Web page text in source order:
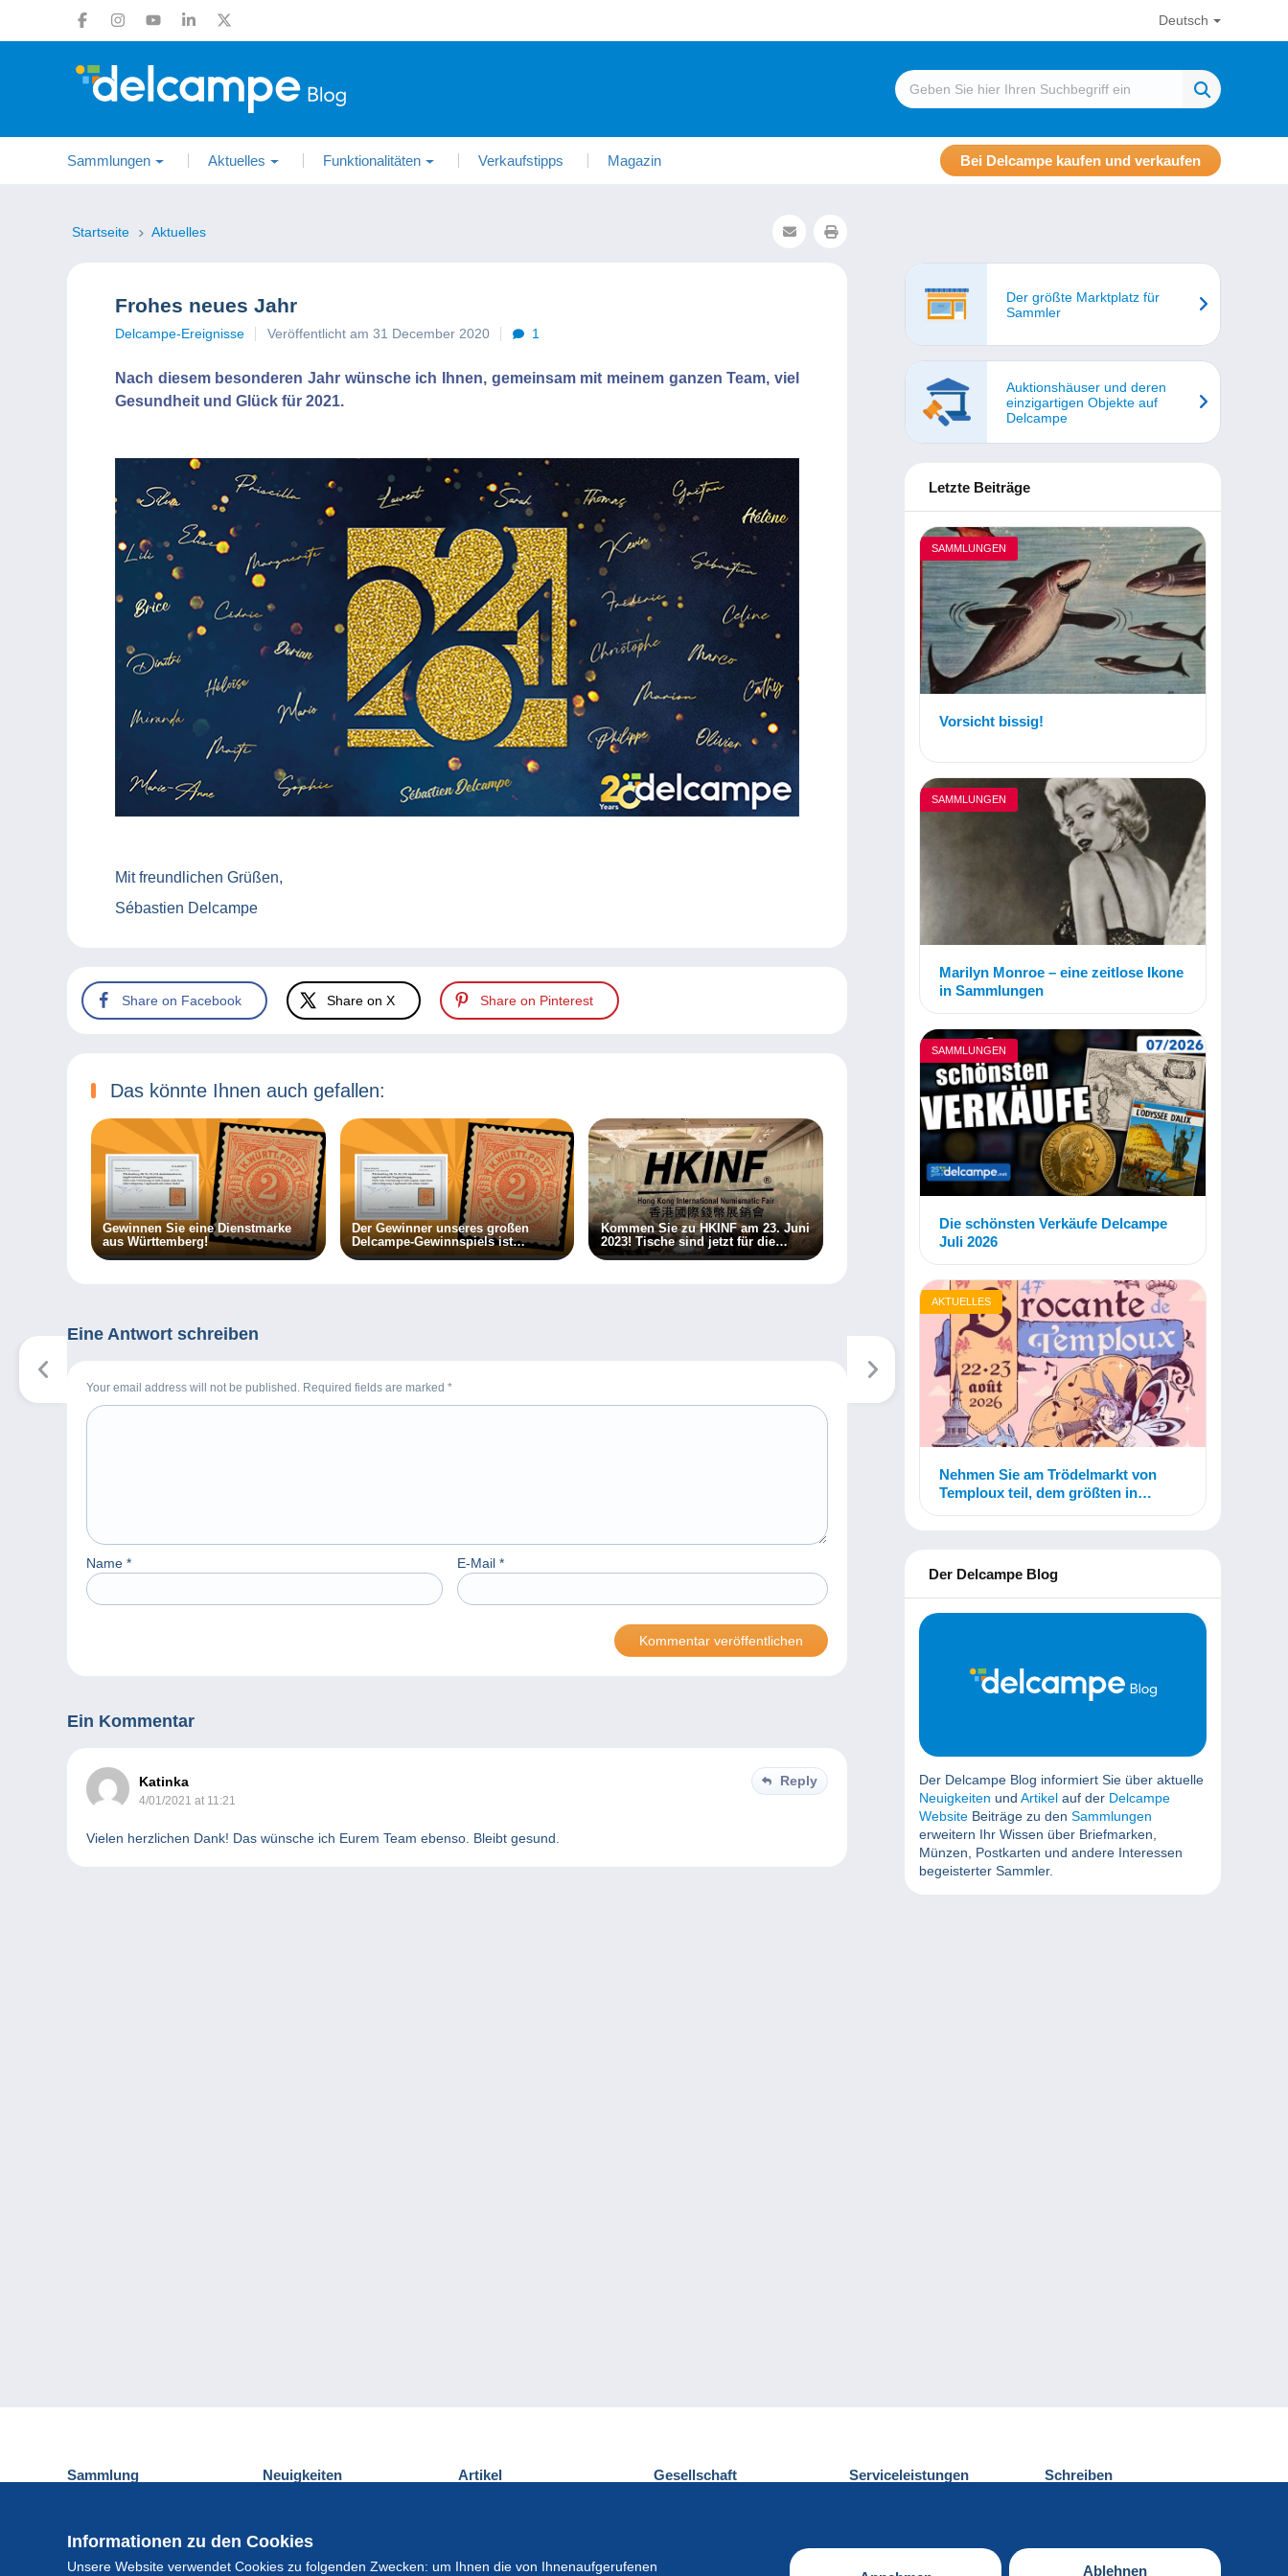
Deutsch
Sammlungen Aktuelles Funktionalitäten Verkaufstipps Magazin Bei Delcampe kaufen und verkaufen
Startseite Aktuelles
Frohes neues Jahr
Delcampe-Ereignisse Veröffentlicht am 31 December 2020 1
Nach diesem besonderen Jahr wünsche ich Ihnen, gemeinsam mit meinem ganzen Team, viel
Gesundheit und Glück für 2021.
Mit freundlichen Grüßen,
Sébastien Delcampe
Share on Facebook Share on X Share on Pinterest
Das könnte Ihnen auch gefallen:
Gewinnen Sie eine Dienstmarke
aus Württemberg!
Der Gewinner unseres großen
Delcampe-Gewinnspiels ist
bekannt:
Kommen Sie zu HKINF am 23. Juni
2023! Tische sind jetzt für die
Registrierung geöffnet!
Eine Antwort schreiben
Your email address will not be published. Required fields are marked *
Name * E-Mail *
Ein Kommentar
Katinka
4/01/2021 at 11:21
Reply
Vielen herzlichen Dank! Das wünsche ich Eurem Team ebenso. Bleibt gesund.
Der größte Marktplatz für
Sammler
Auktionshäuser und deren
einzigartigen Objekte auf
Delcampe
Letzte Beiträge
SAMMLUNGEN
Vorsicht bissig!
SAMMLUNGEN
Marilyn Monroe – eine zeitlose Ikone
in Sammlungen
SAMMLUNGEN
Die schönsten Verkäufe Delcampe
Juli 2026
AKTUELLES
Nehmen Sie am Trödelmarkt von
Temploux teil, dem größten in
Der Delcampe Blog
Der Delcampe Blog informiert Sie über aktuelle
Neuigkeiten und Artikel auf der Delcampe
Website Beiträge zu den Sammlungen
erweitern Ihr Wissen über Briefmarken,
Münzen, Postkarten und andere Interessen
begeisterter Sammler.
Informationen zu den Cookies
Unsere Website verwendet Cookies zu folgenden Zwecken: um Ihnen die von Ihnenaufgerufenen Ablehnen
Sammlung
Münzen und Banknoten
Andere Sammlungen
Neuigkeiten Artikel Gesellschaft Serviceleistungen Schreiben